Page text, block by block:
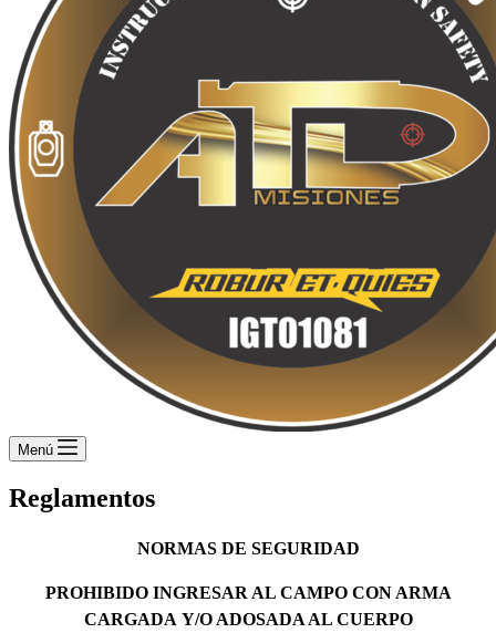
Menú
Reglamentos
NORMAS DE SEGURIDAD
PROHIBIDO INGRESAR AL CAMPO CON ARMA
CARGADA Y/O ADOSADA AL CUERPO